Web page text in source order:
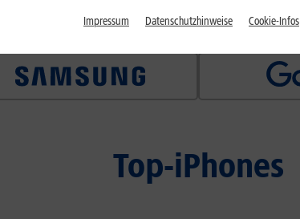
Top-iPhones
Impressum Datenschutzhinweise Cookie-Infos